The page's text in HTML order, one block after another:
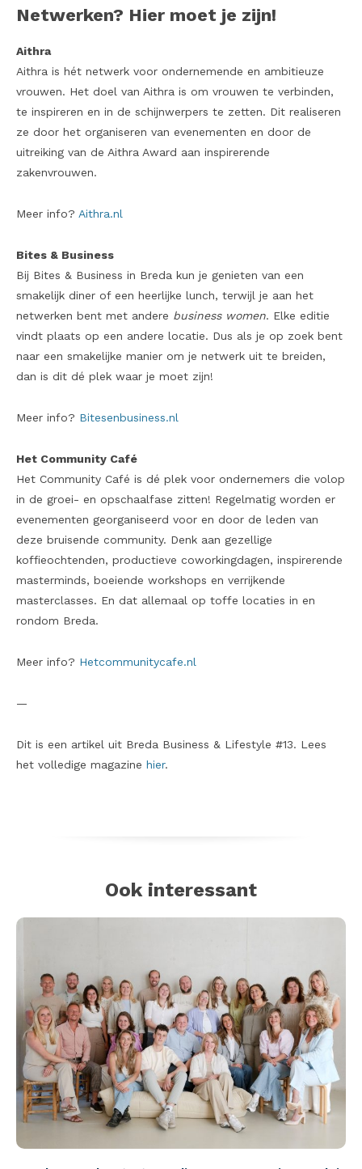
Netwerken? Hier moet je zijn!
Aithra
Aithra is hét netwerk voor ondernemende en ambitieuze
vrouwen. Het doel van Aithra is om vrouwen te verbinden,
te inspireren en in de schijnwerpers te zetten. Dit realiseren
ze door het organiseren van evenementen en door de
uitreiking van de Aithra Award aan inspirerende
zakenvrouwen.
Meer info? Aithra.nl
Bites & Business
Bij Bites & Business in Breda kun je genieten van een
smakelijk diner of een heerlijke lunch, terwijl je aan het
netwerken bent met andere business women. Elke editie
vindt plaats op een andere locatie. Dus als je op zoek bent
naar een smakelijke manier om je netwerk uit te breiden,
dan is dit dé plek waar je moet zijn!
Meer info? Bitesenbusiness.nl
Het Community Café
Het Community Café is dé plek voor ondernemers die volop
in de groei- en opschaalfase zitten! Regelmatig worden er
evenementen georganiseerd voor en door de leden van
deze bruisende community. Denk aan gezellige
koffieochtenden, productieve coworkingdagen, inspirerende
masterminds, boeiende workshops en verrijkende
masterclasses. En dat allemaal op toffe locaties in en
rondom Breda.
Meer info? Hetcommunitycafe.nl
—
Dit is een artikel uit Breda Business & Lifestyle #13. Lees
het volledige magazine hier.
Ook interessant